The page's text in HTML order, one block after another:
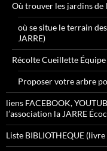
Où trouver les jardins de
où se situe le terrain
JARRE)
Récolte Cueillette
Proposer votre arbre
liens FACEBOOK,
l’association la JARRE
Liste BIBLIOTHEQUE